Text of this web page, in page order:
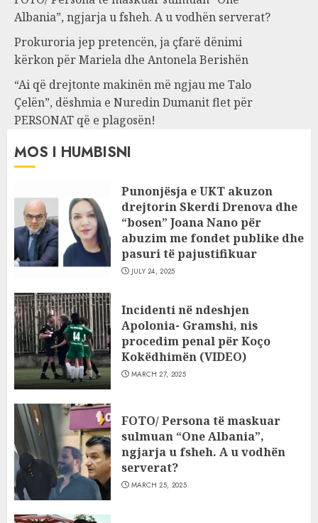
Albania”, ngjarja u fsheh. A u vodhën serverat?
Prokuroria jep pretencën, ja çfarë dënimi
kërkon për Mariela dhe Antonela Berishën
“Ai që drejtonte makinën më ngjau me Talo
Çelën”, dëshmia e Nuredin Dumanit flet për
PERSONAT që e plagosën!
MOS I HUMBISNI
Punonjësja e UKT akuzon
drejtorin Skerdi Drenova dhe
“bosen” Joana Nano për
abuzim me fondet publike dhe
pasuri të pajustifikuar
JULY 24, 2025
Incidenti në ndeshjen
Apolonia- Gramshi, nis
procedim penal për Koço
Kokëdhimën (VIDEO)
MARCH 27, 2025
FOTO/ Persona të maskuar
sulmuan “One Albania”,
ngjarja u fsheh. A u vodhën
serverat?
MARCH 25, 2025